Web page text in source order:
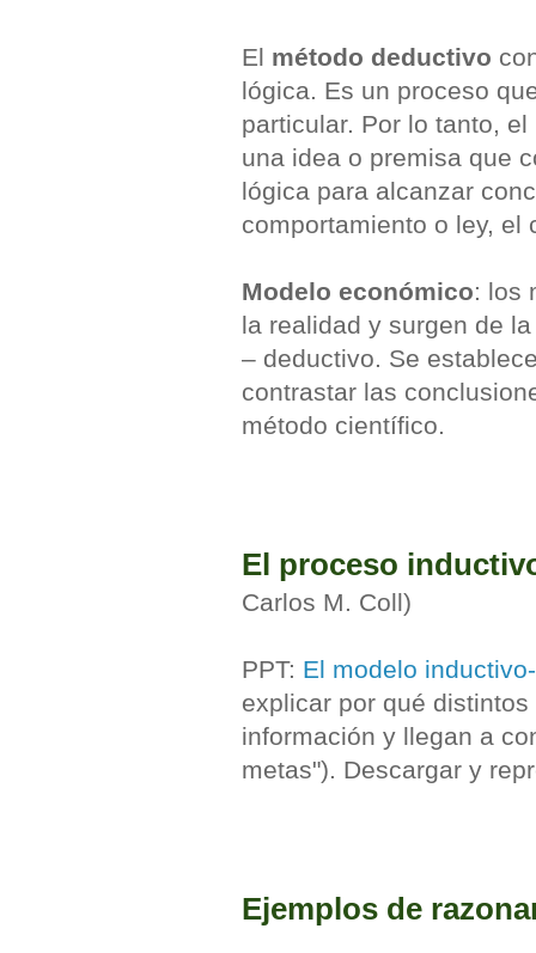
El método deductivo
lógica. Es un proceso
particular. Por lo tanto,
una idea o premisa que
lógica para alcanzar
comportamiento o ley, el
Modelo económico: los
la realidad y surgen de
– deductivo. Se
contrastar las
método científico.
El proceso
Carlos M. Coll)
PPT: El modelo
explicar por qué
información y llegan a
metas"). Descargar y
Ejemplos de